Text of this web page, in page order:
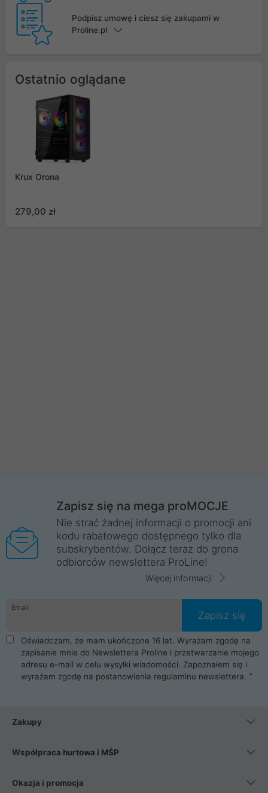
Podpisz umowę i ciesz się zakupami w
Proline.pl
Ostatnio oglądane
Krux Orona
279,00 zł
Zapisz się na mega proMOCJE
Nie strać żadnej informacji o promocji ani
kodu rabatowego dostępnego tylko dla
subskrybentów. Dołącz teraz do grona
odbiorców newslettera ProLine!
Więcej informacji
Email
Zapisz się
Oświadczam, że mam ukończone 16 lat. Wyrażam zgodę na
zapisanie mnie do Newslettera Proline i przetwarzanie mojego
adresu e-mail w celu wysyłki wiadomości. Zapoznałem się i
wyrażam zgodę na postanowienia regulaminu newslettera.
Zakupy
Współpraca hurtowa i MŚP
Okazja i promocja